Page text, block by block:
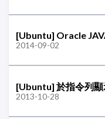
[Ubuntu] Oracle
2014-09-02
[Ubuntu] 於指令列
2013-10-28